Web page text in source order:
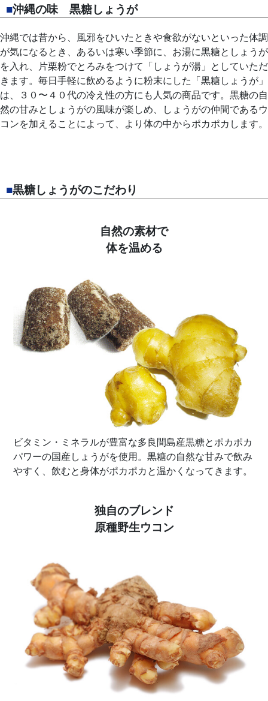
■沖縄の味 黒糖しょうが
沖縄では昔から、風邪をひいたときや食欲がないといった体調
が気になるとき、あるいは寒い季節に、お湯に黒糖としょうが
を入れ、片栗粉でとろみをつけて「しょうが湯」としていただ
きます。毎日手軽に飲めるように粉末にした「黒糖しょうが」
は、３０〜４０代の冷え性の方にも人気の商品です。黒糖の自
然の甘みとしょうがの風味が楽しめ、しょうがの仲間であるウ
コンを加えることによって、より体の中からポカポカします。
■黒糖しょうがのこだわり
自然の素材で
体を温める
ビタミン・ミネラルが豊富な多良間島産黒糖とポカポカ
パワーの国産しょうがを使用。黒糖の自然な甘みで飲み
やすく、飲むと身体がポカポカと温かくなってきます。
独自のブレンド
原種野生ウコン